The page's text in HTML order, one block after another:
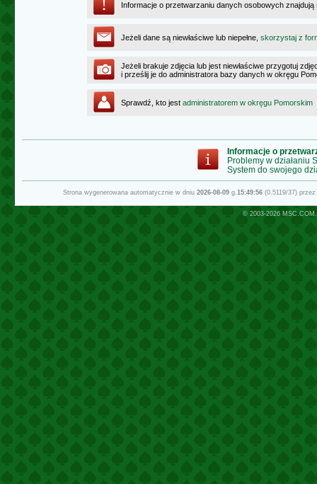
Informacje o przetwarzaniu danych osobowych
Jeżeli dane są niewłaściwe lub niepełne, skorzystaj z
Jeżeli brakuje zdjęcia lub jest niewłaściwe przygotuj
i prześlij je do administratora bazy danych w okręgu
Sprawdź, kto jest administratorem w okręgu Pomorskim
Informacje o
Problemy w działaniu
System do swojego
Strona wygenerowana automatycznie w dniu 2026-08-09 g.15:49:56 (0.5119/37)
© 2003-2026